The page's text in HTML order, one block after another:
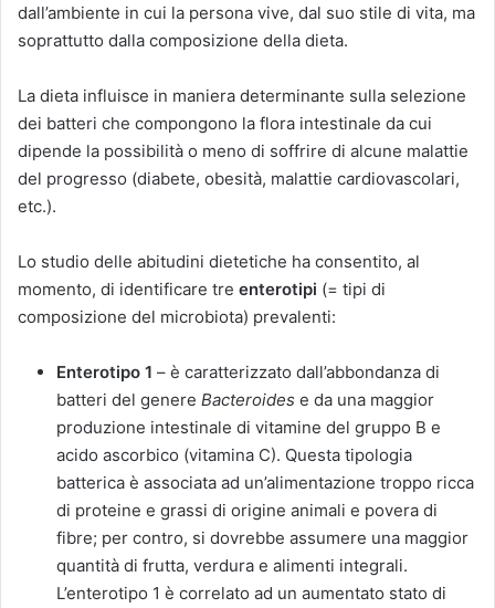
dall’ambiente in cui la persona vive, dal suo stile di vita, ma
soprattutto dalla composizione della dieta.
La dieta influisce in maniera determinante sulla selezione
dei batteri che compongono la flora intestinale da cui
dipende la possibilità o meno di soffrire di alcune malattie
del progresso (diabete, obesità, malattie cardiovascolari,
etc.).
Lo studio delle abitudini dietetiche ha consentito, al
momento, di identificare tre enterotipi (= tipi di
composizione del microbiota) prevalenti:
Enterotipo 1 – è caratterizzato dall’abbondanza di
batteri del genere Bacteroides e da una maggior
produzione intestinale di vitamine del gruppo B e
acido ascorbico (vitamina C). Questa tipologia
batterica è associata ad un’alimentazione troppo ricca
di proteine e grassi di origine animali e povera di
fibre; per contro, si dovrebbe assumere una maggior
quantità di frutta, verdura e alimenti integrali.
L’enterotipo 1 è correlato ad un aumentato stato di